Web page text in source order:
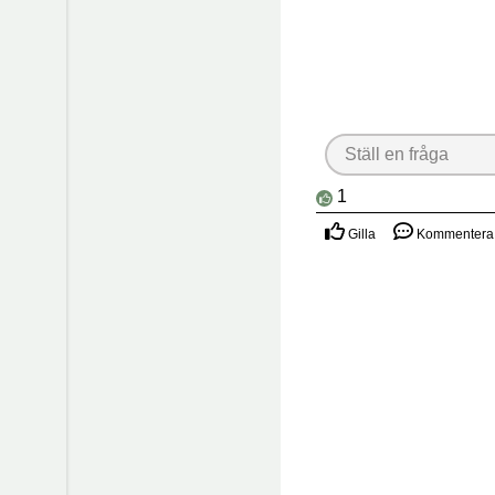
Ställ en fråga
1
Gilla Kommentera